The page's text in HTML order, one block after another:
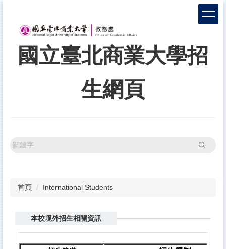
國立臺北商業大學招
生網頁
搜尋
首頁 International Students
本校境外招生相關資訊